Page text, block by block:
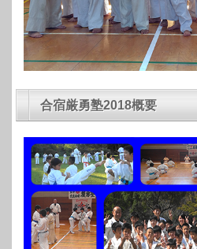
合宿厳勇塾2018概要